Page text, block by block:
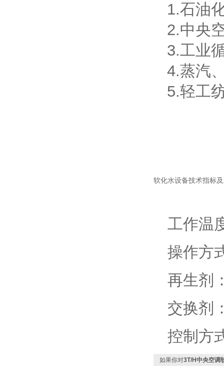
1.石油
2.中央
3.工业
4.蒸汽
5.轻工
软化水设备技术指标
工作温
操作方
再生剂
交换剂
控制方
如果你对3T/H中央空调